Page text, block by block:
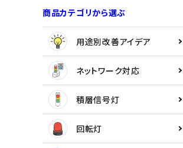
積層信号灯
回転灯
流線型
表示灯
光音一体型
商品カテゴリから選ぶ
用途別改善アイデア
ネットワーク対応
積層信号灯
回転灯